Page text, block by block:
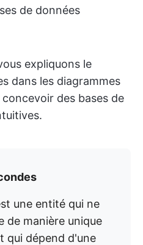
de données
expliquons le
dans les diagrammes
des bases de
une entité qui ne
de manière unique
qui dépend d'une